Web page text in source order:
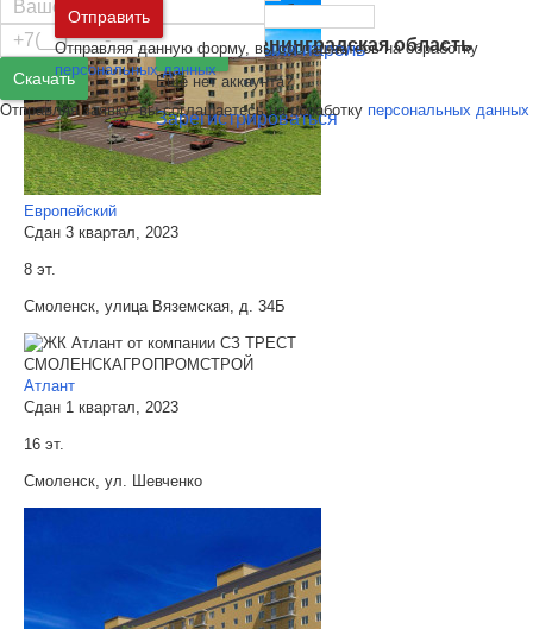
Москва и
Московская область
Санкт-Петербург иЛенинградская область
Войти Забыли пароль
Ещё нет аккаунта?
Зарегистрироваться
Скачать
Отправляя заявку, вы соглашаетесь на обработку персональных данных
Европейский
Сдан 3 квартал, 2023
8 эт.
Смоленск, улица Вяземская, д. 34Б
Атлант
Сдан 1 квартал, 2023
16 эт.
Смоленск, ул. Шевченко
Отправить
Отправляя данную форму, вы соглашаетесь на обработку
персональных данных